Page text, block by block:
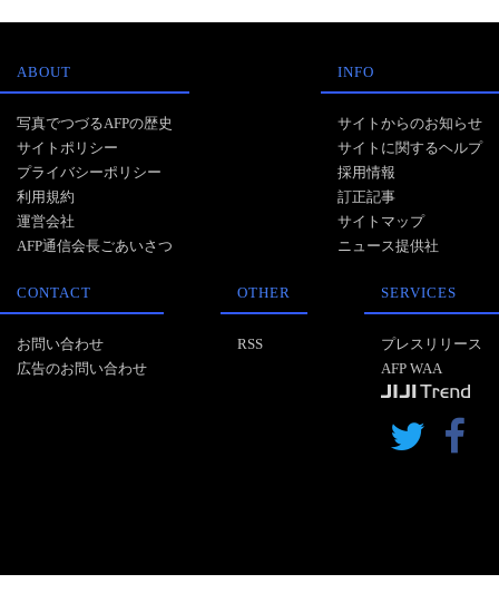
ABOUT
写真でつづるAFPの歴史
サイトポリシー
プライバシーポリシー
利用規約
運営会社
AFP通信会長ごあいさつ
INFO
サイトからのお知らせ
サイトに関するヘルプ
採用情報
訂正記事
サイトマップ
ニュース提供社
CONTACT
お問い合わせ
広告のお問い合わせ
OTHER
RSS
SERVICES
プレスリリース
AFP WAA